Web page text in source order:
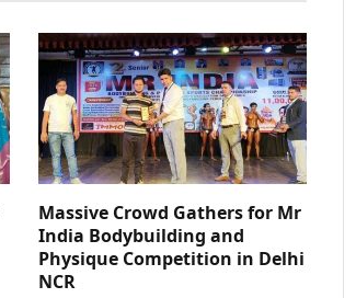
Massive Crowd Gathers for Mr
India Bodybuilding and
Physique Competition in Delhi
NCR